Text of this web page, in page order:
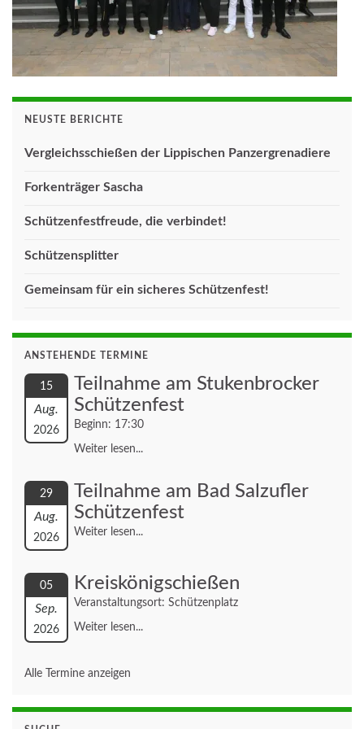
NEUSTE BERICHTE
Vergleichsschießen der Lippischen Panzergrenadiere
Forkenträger Sascha
Schützenfestfreude, die verbindet!
Schützensplitter
Gemeinsam für ein sicheres Schützenfest!
ANSTEHENDE TERMINE
15
Aug.
2026
Teilnahme am Stukenbrocker
Schützenfest
Beginn: 17:30
Weiter lesen...
29
Aug.
2026
Teilnahme am Bad Salzufler
Schützenfest
Weiter lesen...
05
Sep.
2026
Kreiskönigschießen
Veranstaltungsort: Schützenplatz
Weiter lesen...
Alle Termine anzeigen